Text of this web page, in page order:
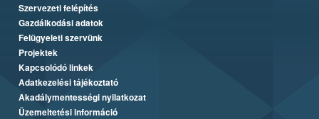
Szervezeti felépítés
Gazdálkodási adatok
Felügyeleti szervünk
Projektek
Kapcsolódó linkek
Adatkezelési tájékoztató
Akadálymentességi nyilatkozat
Üzemeltetési információ